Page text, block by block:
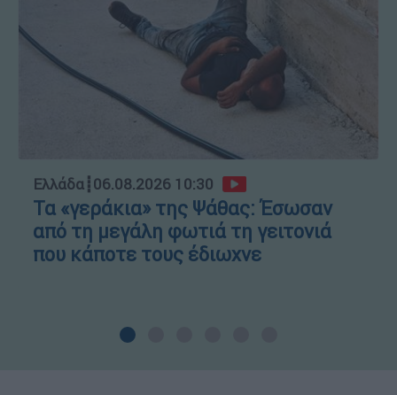
Ελλάδα┋06.08.2026 10:30
Τα «γεράκια» της Ψάθας: Έσωσαν
από τη μεγάλη φωτιά τη γειτονιά
που κάποτε τους έδιωχνε